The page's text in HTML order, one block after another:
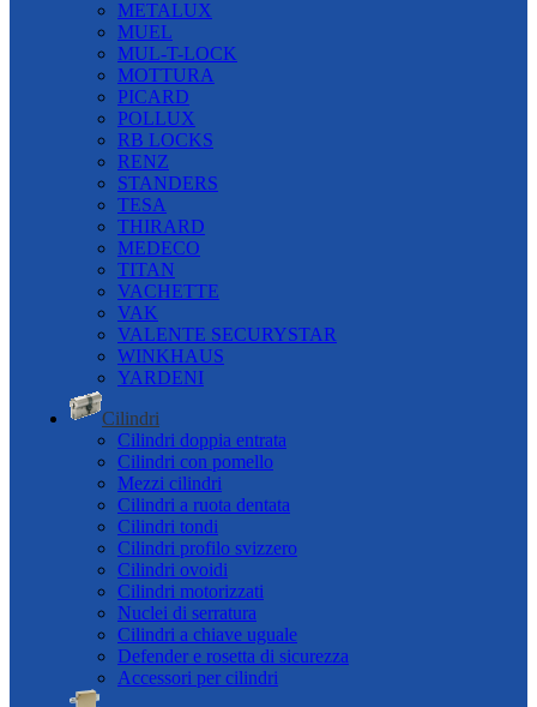
METALUX
MUEL
MUL-T-LOCK
MOTTURA
PICARD
POLLUX
RB LOCKS
RENZ
STANDERS
TESA
THIRARD
MEDECO
TITAN
VACHETTE
VAK
VALENTE SECURYSTAR
WINKHAUS
YARDENI
Cilindri
Cilindri doppia entrata
Cilindri con pomello
Mezzi cilindri
Cilindri a ruota dentata
Cilindri tondi
Cilindri profilo svizzero
Cilindri ovoidi
Cilindri motorizzati
Nuclei di serratura
Cilindri a chiave uguale
Defender e rosetta di sicurezza
Accessori per cilindri